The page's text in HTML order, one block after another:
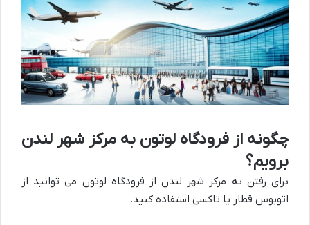
چگونه از فرودگاه لوتون به مرکز شهر لندن
برویم؟
برای رفتن به مرکز شهر لندن از فرودگاه لوتون می توانید از
اتوبوس قطار یا تاکسی استفاده کنید.